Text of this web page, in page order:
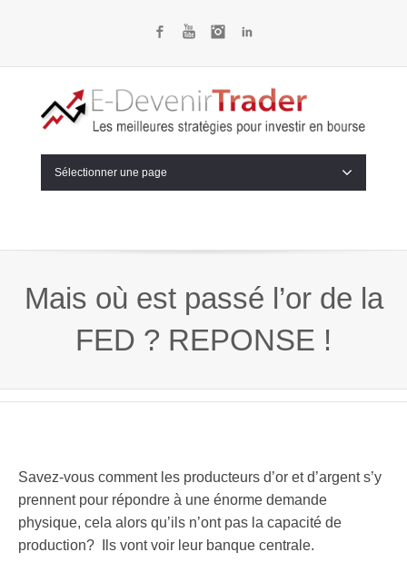
FacebookYouTubeInstagram
Sélectionner une page
Mais où est passé l’or de la
FED ? REPONSE !
Savez-vous comment les producteurs d’or et d’argent s’y
prennent pour répondre à une énorme demande
physique, cela alors qu’ils n’ont pas la capacité de
production? Ils vont voir leur banque centrale.